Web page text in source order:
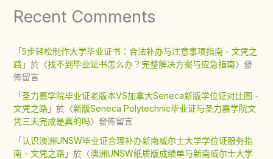
Recent Comments
「5步轻松制作大学毕业证书：合法补办与注意事项指南 - 文凭之
路」於〈找不到毕业证书怎么办？完整解决方案与应急指南〉發
佈留言
「圣力嘉学院毕业证老版本VS加拿大Seneca新版学位证对比图 -
文凭之路」於〈新版Seneca Polytechnic毕业证与圣力嘉学院文
凭三天完成是真的吗〉發佈留言
「认识澳洲UNSW毕业证合理补办新南威尔士大学学位证服务指
南 - 文凭之路」於〈澳洲UNSW纸质版成绩单与新南威尔士大学